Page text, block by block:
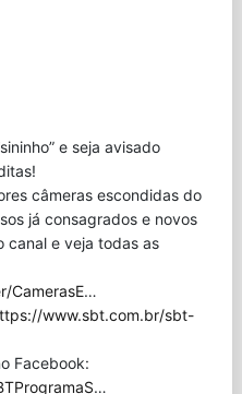
e seja avisado
câmeras escondidas do
já consagrados e novos
canal e veja todas as
CamerasE…
www.sbt.com.br/sbt-
Facebook:
…